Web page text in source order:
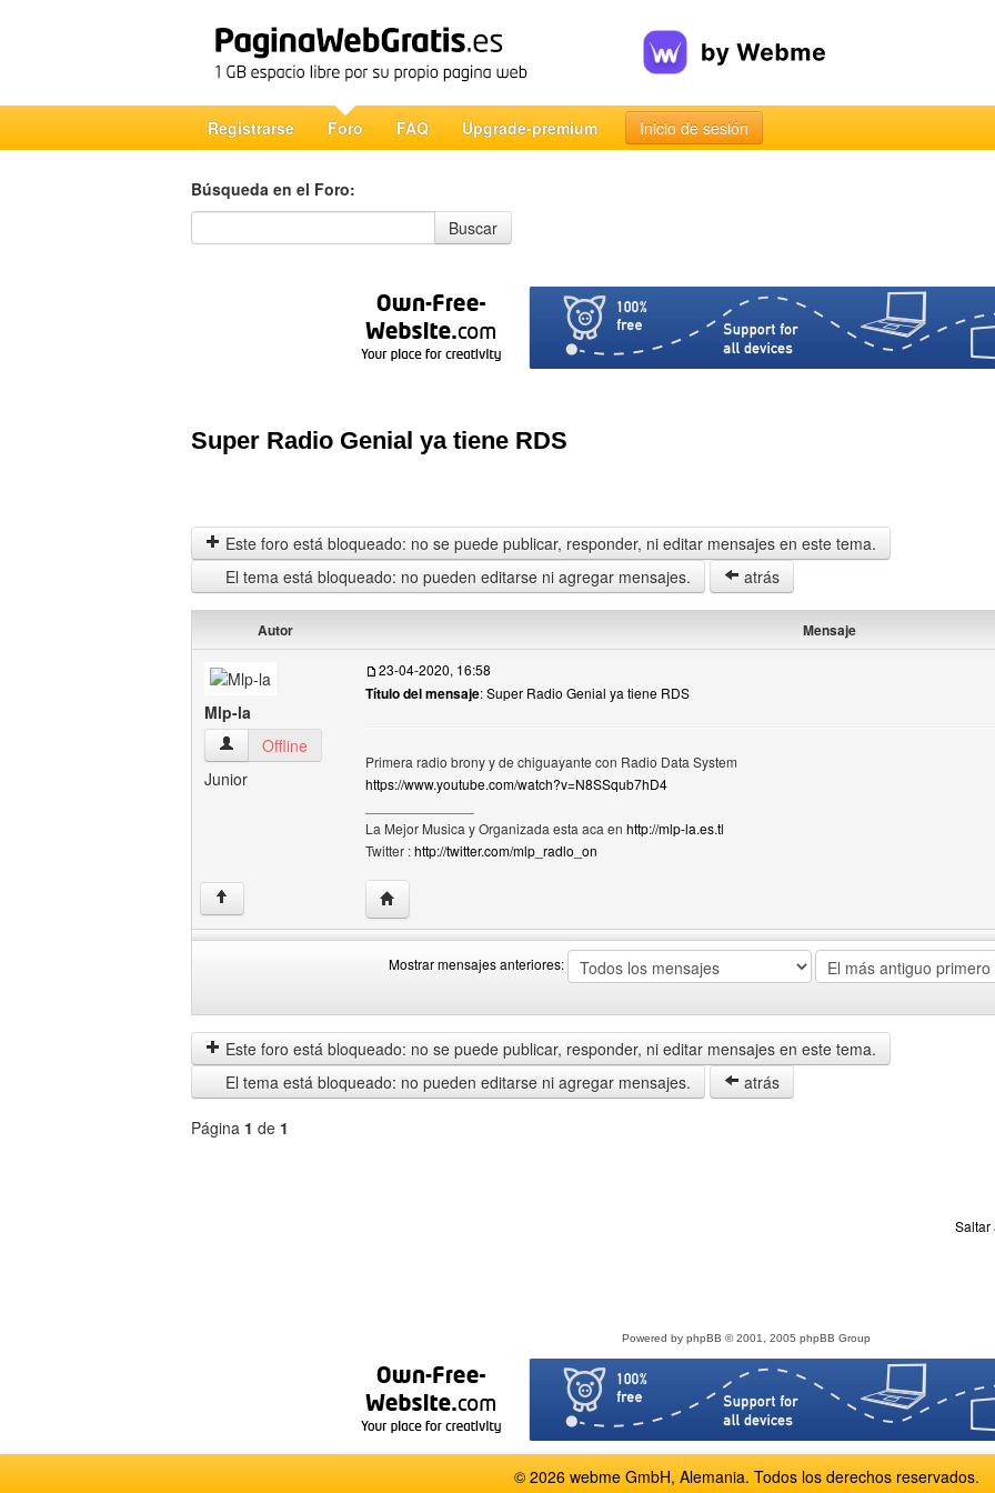
Registrarse Foro FAQ Upgrade-premium Inicio de sesión
Búsqueda en el Foro:
Búsqueda en el Foro
Buscar
Super Radio Genial ya tiene RDS
Este foro está bloqueado: no se puede publicar, responder, ni editar mensajes en este tema.
El tema está bloqueado: no pueden editarse ni agregar mensajes.
atrás
Autor Mensaje
Mlp-la
Mlp-la Ver perfil del usuario
Offline
Junior
23-04-2020, 16:58
Título del mensaje: Super Radio Genial ya tiene RDS
Primera radio brony y de chiguayante con Radio Data System
https://www.youtube.com/watch?v=N8SSqub7hD4
La Mejor Musica y Organizada esta aca en http://mlp-la.es.tl
Twitter :http://twitter.com/mlp_radlo_on
↑ Visitar sitio web del autor: Mlp-la
Mostrar mensajes anteriores:
mensajes
anteriores
by
Este foro está bloqueado: no se puede publicar, responder, ni editar mensajes en este tema.
El tema está bloqueado: no pueden editarse ni agregar mensajes.
atrás
Página 1 de 1
Saltar
Powered by phpBB © 2001, 2005 phpBB Group
© 2026 webme GmbH, Alemania. Todos los derechos reservados.